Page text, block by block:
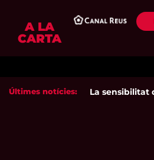
A LA
CARTA
Últimes notícies: La sensibilitat